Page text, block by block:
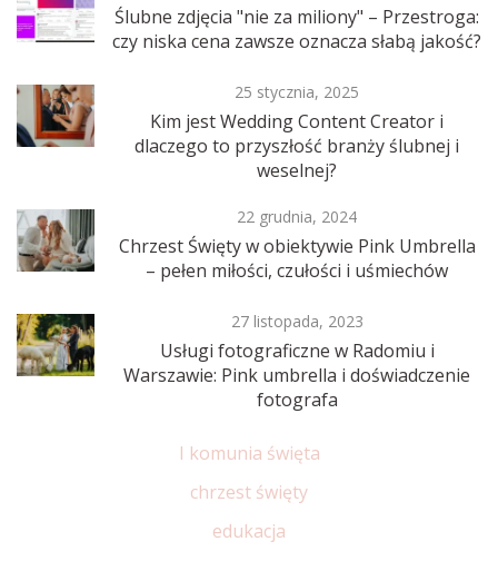
Ślubne zdjęcia "nie za miliony" – Przestroga:
czy niska cena zawsze oznacza słabą jakość?
25 stycznia, 2025
Kim jest Wedding Content Creator i
dlaczego to przyszłość branży ślubnej i
weselnej?
22 grudnia, 2024
Chrzest Święty w obiektywie Pink Umbrella
– pełen miłości, czułości i uśmiechów
27 listopada, 2023
Usługi fotograficzne w Radomiu i
Warszawie: Pink umbrella i doświadczenie
fotografa
I komunia święta
chrzest święty
edukacja